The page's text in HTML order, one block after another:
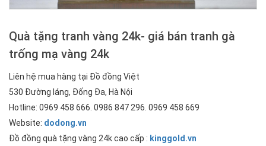
Quà tặng tranh vàng 24k- giá bán tranh gà
trống mạ vàng 24k
Liên hệ mua hàng tại Đồ đồng Việt
530 Đường láng, Đống Đa, Hà Nội
Hotline: 0969 458 666. 0986 847 296. 0969 458 669
Website: dodong.vn
Đồ đồng quà tặng vàng 24k cao cấp : kinggold.vn